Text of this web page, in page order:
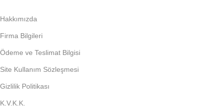
Hakkımızda
Firma Bilgileri
Ödeme ve Teslimat Bilgisi
Site Kullanım Sözleşmesi
Gizlilik Politikası
K.V.K.K.